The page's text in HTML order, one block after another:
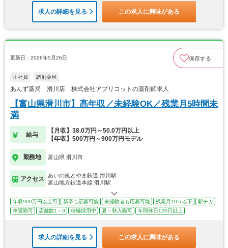
求人の詳細を見る この求人に興味がある
更新日：2026年5月26日 保存する
正社員 調剤薬局
あんず薬局 滑川店 株式会社アプリコットの薬剤師求人
【富山県滑川市】高年収／未経験OK／残業月5時間未
満
給与
【月収】38.0万円～50.0万円以上
【年収】500万円～900万円モデル
勤務地 富山県 滑川市
アクセス
あいの風とやま鉄道 滑川駅
富山地方鉄道本線 滑川駅
年収900万円以上可 新卒も応募可能 未経験者も応募可能 残業月10ｈ以下
駅チカ
車通勤可
店舗数1～9 積極採用中 夏～秋入職可 年間休日120日以上
求人の詳細を見る この求人に興味がある